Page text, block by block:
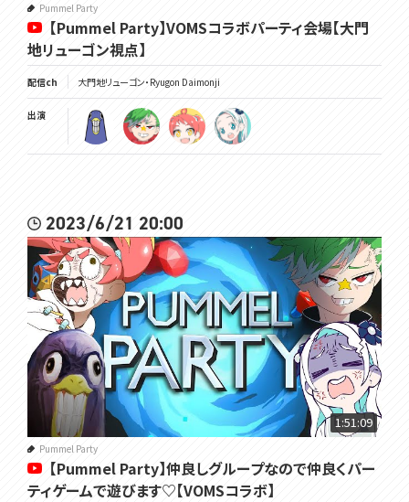
Pummel Party
【Pummel Party】VOMSコラボパーティ会場【大門
地リューゴン視点】
配信ch 大門地リューゴン・Ryugon Daimonji
出演
2023/6/21 20:00
1:51:09
Pummel Party
【Pummel Party】仲良しグループなので仲良くパー
ティゲームで遊びます♡【VOMSコラボ】